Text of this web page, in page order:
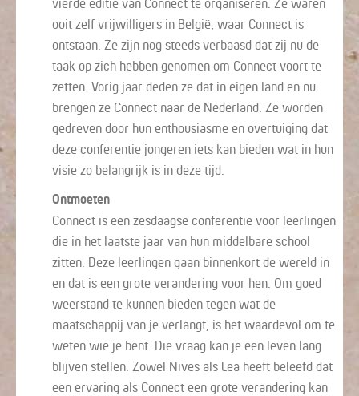
ooit zelf vrijwilligers in België, waar Connect is
ontstaan. Ze zijn nog steeds verbaasd dat zij nu de
taak op zich hebben genomen om Connect voort te
zetten. Vorig jaar deden ze dat in eigen land en nu
brengen ze Connect naar de Nederland. Ze worden
gedreven door hun enthousiasme en overtuiging dat
deze conferentie jongeren iets kan bieden wat in hun
visie zo belangrijk is in deze tijd.
Ontmoeten
Connect is een zesdaagse conferentie voor leerlingen
die in het laatste jaar van hun middelbare school
zitten. Deze leerlingen gaan binnenkort de wereld in
en dat is een grote verandering voor hen. Om goed
weerstand te kunnen bieden tegen wat de
maatschappij van je verlangt, is het waardevol om te
weten wie je bent. Die vraag kan je een leven lang
blijven stellen. Zowel Nives als Lea heeft beleefd dat
een ervaring als Connect een grote verandering kan